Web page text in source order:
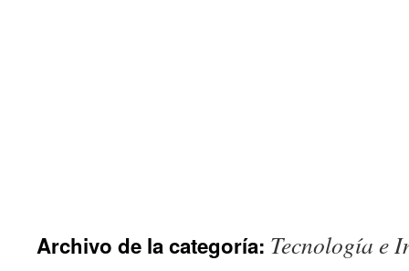
Archivo de la categoría: Tecnología e